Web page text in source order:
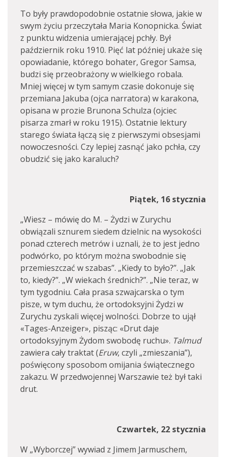
To były prawdopodobnie ostatnie słowa, jakie w
swym życiu przeczytała Maria Konopnicka. Świat
z punktu widzenia umierającej pchły. Był
październik roku 1910. Pięć lat później ukaże się
opowiadanie, którego bohater, Gregor Samsa,
budzi się przeobrażony w wielkiego robala.
Mniej więcej w tym samym czasie dokonuje się
przemiana Jakuba (ojca narratora) w karakona,
opisana w prozie Brunona Schulza (ojciec
pisarza zmarł w roku 1915). Ostatnie lektury
starego świata łączą się z pierwszymi obsesjami
nowoczesności. Czy lepiej zasnąć jako pchła, czy
obudzić się jako karaluch?
Piątek, 16 stycznia
„Wiesz – mówię do M. – Żydzi w Zurychu
obwiązali sznurem siedem dzielnic na wysokości
ponad czterech metrów i uznali, że to jest jedno
podwórko, po którym można swobodnie się
przemieszczać w szabas”. „Kiedy to było?”. „Jak
to, kiedy?”. „W wiekach średnich?”. „Nie teraz, w
tym tygodniu. Cała prasa szwajcarska o tym
pisze, w tym duchu, że ortodoksyjni Żydzi w
Zurychu zyskali więcej wolności. Dobrze to ujął
«Tages-Anzeiger», pisząc: «Drut daje
ortodoksyjnym Żydom swobodę ruchu». Talmud
zawiera cały traktat (Eruw, czyli „zmieszania”),
poświęcony sposobom omijania świątecznego
zakazu. W przedwojennej Warszawie też był taki
drut.
Czwartek, 22 stycznia
W „Wyborczej” wywiad z Jimem Jarmuschem,